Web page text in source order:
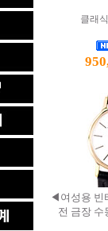
클래
◀여성용 빈
전 금장